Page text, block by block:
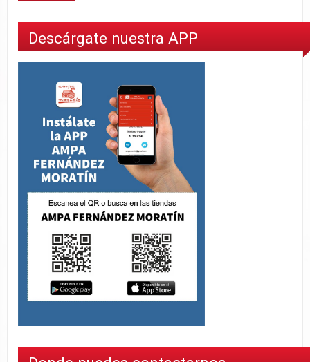
Descárgate nuestra APP